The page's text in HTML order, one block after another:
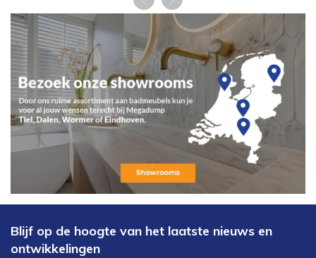
Blijf op de hoogte van het laatste nieuws en
ontwikkelingen